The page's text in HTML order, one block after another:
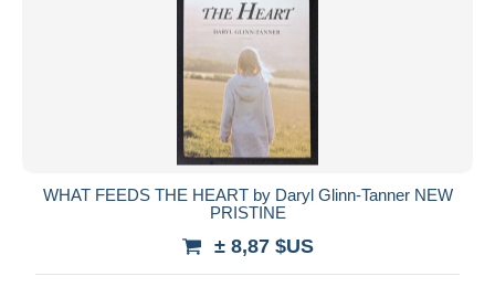
WHAT FEEDS THE HEART by Daryl Glinn-Tanner NEW
PRISTINE
± 8,87 $US